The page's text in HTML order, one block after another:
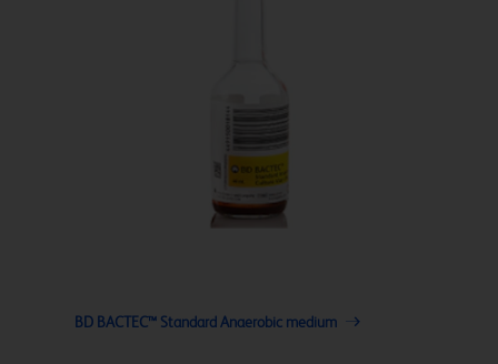
BD BACTEC™ Standard Anaerobic medium